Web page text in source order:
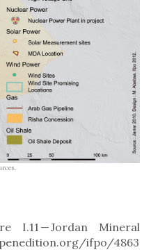
I.11 — Jordan Mineral
ifpo/4863